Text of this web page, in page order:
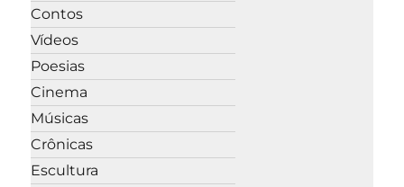
Contos
Vídeos
Poesias
Cinema
Músicas
Crônicas
Escultura